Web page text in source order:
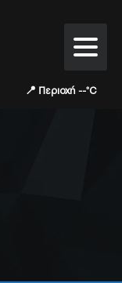
📍 Περιοχή --°C